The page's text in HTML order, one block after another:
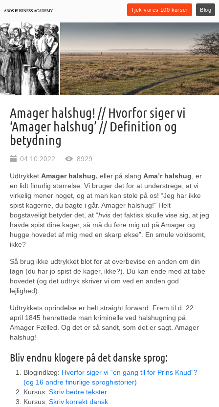
Tjek vores 100 kurser Blog
Amager halshug! // Hvorfor siger vi
‘Amager halshug’ // Definition og
betydning
04.10.2022 8929
Udtrykket Amager halshug, eller på slang Ama’r halshug , er
en lidt finurlig størrelse. Vi bruger det for at understrege, at vi
virkelig mener noget, og at man kan stole på os! “Jeg har ikke
spist kagerne, du bagte i går. Amager halshug!” Helt
bogstaveligt betyder det, at “hvis det faktisk skulle vise sig, at jeg
havde spist dine kager, så må du føre mig ud på Amager og
hugge hovedet af mig med en skarp økse”. En smule voldsomt,
ikke?
Så brug ikke udtrykket blot for at overbevise en anden om din
løgn (du har jo spist de kager, ikke?). Du kan ende med at tabe
hovedet (og det udtryk skriver vi om ved en anden god
lejlighed).
Udtrykkets oprindelse er helt straight forward: Frem til d. 22.
april 1845 henrettede man kriminelle ved halshugning på
Amager Fælled. Og det er så sandt, som det er sagt. Amager
halshug!
Bliv endnu klogere på det danske sprog:
Blogindlæg: Hvorfor siger vi “en gang til for Prins Knud”?
(og 16 andre finurlige sproghistorier)
Kursus: Skriv bedre tekster
Kursus: Skriv korrekt dansk